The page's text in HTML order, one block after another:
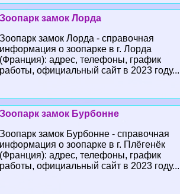
Зоопарк замок Лорда
Зоопарк замок Лорда - справочная
информация о зоопарке в г. Лорда
(Франция): адрес, телефоны, график
работы, официальный сайт в 2023 году...
Зоопарк замок Бурбонне
Зоопарк замок Бурбонне - справочная
информация о зоопарке в г. Плёгенёк
(Франция): адрес, телефоны, график
работы, официальный сайт в 2023 году...